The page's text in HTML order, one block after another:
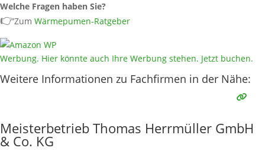
Welche Fragen haben Sie?
👉Zum Wärmepumen-Ratgeber
Werbung. Hier könnte auch Ihre Werbung stehen. Jetzt buchen.
Weitere Informationen zu Fachfirmen in der Nähe:
Meisterbetrieb Thomas Herrmüller GmbH
& Co. KG